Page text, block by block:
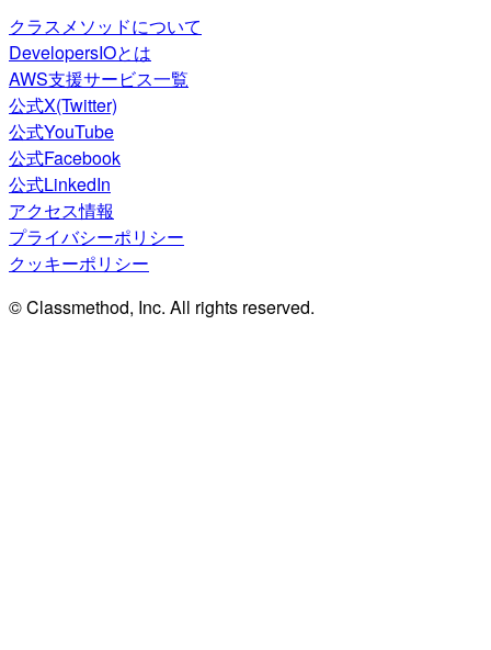
クラスメソッドについて
DevelopersIOとは
AWS支援サービス一覧
公式X(Twitter)
公式YouTube
公式Facebook
公式LinkedIn
アクセス情報
プライバシーポリシー
クッキーポリシー
© Classmethod, Inc. All rights reserved.